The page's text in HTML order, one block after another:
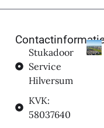
Stukadoor
Service
Hilversum
KVK:
58037640